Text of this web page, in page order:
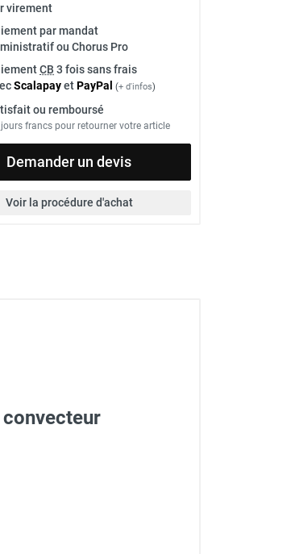
virement
par mandat
ou Chorus Pro
CB 3 fois sans frais
ScalapayetPayPal (+ d'infos)
ou remboursé
francs pour retourner votre article
Demander un devis
Voir la procédure d'achat